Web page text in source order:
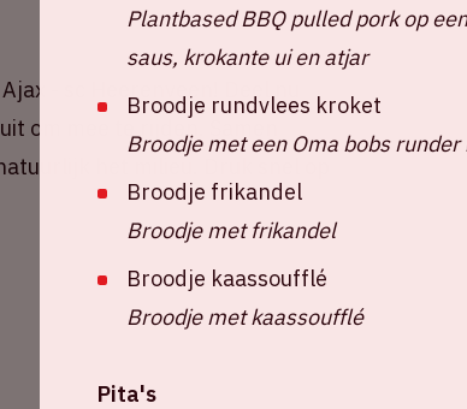
- sc Heerenveen! Deel nu
om mee te rijden. Samen
het milieu. Druk snel op
Plantbased BBQ pulled pork op
saus, krokante ui en atjar
Broodje rundvlees kroket
Broodje met een Oma bobs runder
Broodje frikandel
Broodje met frikandel
Broodje kaassoufflé
Broodje met kaassoufflé
Pita's